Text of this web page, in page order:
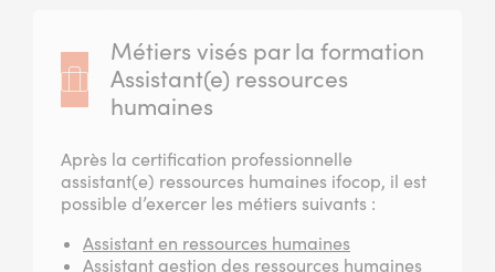
Métiers visés par la formation
Assistant(e) ressources
humaines
Après la certification professionnelle
assistant(e) ressources humaines ifocop, il est
possible d’exercer les métiers suivants :
Assistant en ressources humaines
Assistant gestion des ressources humaines